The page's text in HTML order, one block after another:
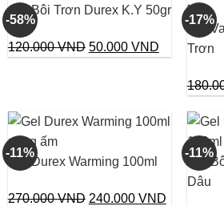
280.000 VND.là:
250.000
-58%
Gel Bôi Trơn Durex K.Y 50gr
120.000VND Giá
50.000 VNDGiá
50.000
-17%
Gel
Trơn
-11%
Gel Durex Warming 100ml
270.000VND Giá
240.000 VNDGiá
-11%
Gel
Dâu